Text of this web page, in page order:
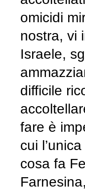
omicidi
nostra, vi
Israele,
difficile
fare è
cui
cosa fa